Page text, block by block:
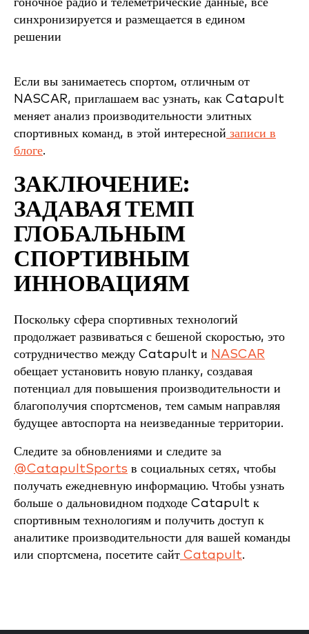
Если вы занимаетесь спортом, отличным от
NASCAR, приглашаем вас узнать, как Catapult
меняет анализ производительности элитных
спортивных команд, в этой интересной записи в
блоге.
ЗАКЛЮЧЕНИЕ:
ЗАДАВАЯ ТЕМП
ГЛОБАЛЬНЫМ
СПОРТИВНЫМ
ИННОВАЦИЯМ
Поскольку сфера спортивных технологий
продолжает развиваться с бешеной скоростью, это
сотрудничество между Catapult и NASCAR
обещает установить новую планку, создавая
потенциал для повышения производительности и
благополучия спортсменов, тем самым направляя
будущее автоспорта на неизведанные территории.
Следите за обновлениями и следите за
@CatapultSports в социальных сетях, чтобы
получать ежедневную информацию. Чтобы узнать
больше о дальновидном подходе Catapult к
спортивным технологиям и получить доступ к
аналитике производительности для вашей команды
или спортсмена, посетите сайт Catapult.